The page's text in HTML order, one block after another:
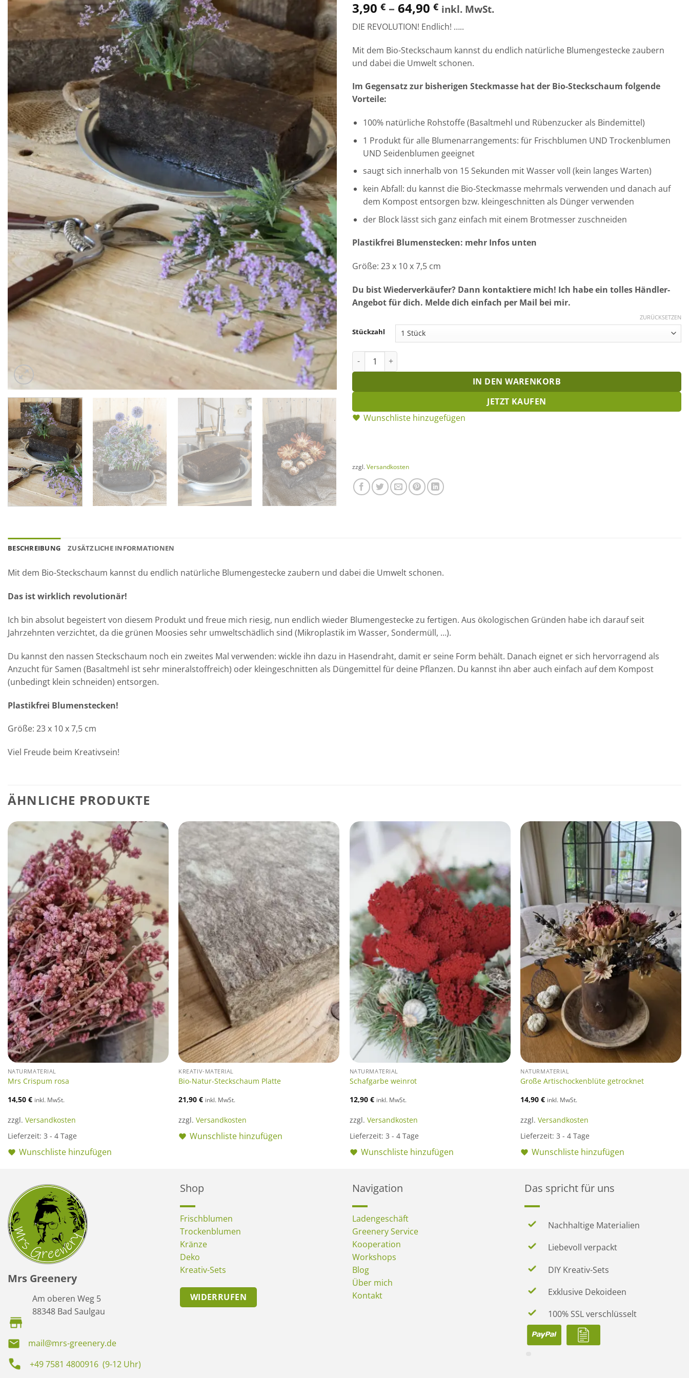
3,90 € – 64,90 € inkl. MwSt.
DIE REVOLUTION! Endlich! …..
Mit dem Bio-Steckschaum kannst du endlich natürliche Blumengestecke zaubern
und dabei die Umwelt schonen.
Im Gegensatz zur bisherigen Steckmasse hat der Bio-Steckschaum folgende
Vorteile:
100% natürliche Rohstoffe (Basaltmehl und Rübenzucker als Bindemittel)
1 Produkt für alle Blumenarrangements: für Frischblumen UND Trockenblumen
UND Seidenblumen geeignet
saugt sich innerhalb von 15 Sekunden mit Wasser voll (kein langes Warten)
kein Abfall: du kannst die Bio-Steckmasse mehrmals verwenden und danach auf
dem Kompost entsorgen bzw. kleingeschnitten als Dünger verwenden
der Block lässt sich ganz einfach mit einem Brotmesser zuschneiden
Plastikfrei Blumenstecken: mehr Infos unten
Größe: 23 x 10 x 7,5 cm
Du bist Wiederverkäufer? Dann kontaktiere mich! Ich habe ein tolles Händler-
Angebot für dich. Melde dich einfach per Mail bei mir.
Stückzahl
ZURÜCKSETZEN
Bio-Steckschaum: die Revolution! Menge
IN DEN WARENKORB
JETZT KAUFEN
Wunschliste hinzugefügen
zzgl. Versandkosten
BESCHREIBUNG ZUSÄTZLICHE INFORMATIONEN
Mit dem Bio-Steckschaum kannst du endlich natürliche Blumengestecke zaubern und dabei die Umwelt schonen.
Das ist wirklich revolutionär!
Ich bin absolut begeistert von diesem Produkt und freue mich riesig, nun endlich wieder Blumengestecke zu fertigen. Aus ökologischen Gründen habe ich darauf seit
Jahrzehnten verzichtet, da die grünen Moosies sehr umweltschädlich sind (Mikroplastik im Wasser, Sondermüll, …).
Du kannst den nassen Steckschaum noch ein zweites Mal verwenden: wickle ihn dazu in Hasendraht, damit er seine Form behält. Danach eignet er sich hervorragend als
Anzucht für Samen (Basaltmehl ist sehr mineralstoffreich) oder kleingeschnitten als Düngemittel für deine Pflanzen. Du kannst ihn aber auch einfach auf dem Kompost
(unbedingt klein schneiden) entsorgen.
Plastikfrei Blumenstecken!
Größe: 23 x 10 x 7,5 cm
Viel Freude beim Kreativsein!
ÄHNLICHE PRODUKTE
NATURMATERIAL
Mrs Crispum rosa
14,50 € inkl. MwSt.
zzgl. Versandkosten
Lieferzeit: 3 - 4 Tage
Wunschliste hinzufügen
KREATIV-MATERIAL
Bio-Natur-Steckschaum Platte
21,90€ inkl. MwSt.
zzgl.Versandkosten
Wunschliste hinzufügen
NATURMATERIAL
Schafgarbe weinrot
12,90 € inkl. MwSt.
zzgl. Versandkosten
Lieferzeit: 3 - 4 Tage
Wunschliste hinzufügen
NATURMATERIAL
Große Artischockenblüte getrocknet
14,90€ inkl. MwSt.
zzgl.Versandkosten
Lieferzeit:3 - 4 Tage
Wunschliste hinzufügen
Mrs Greenery
Am oberen Weg 5
88348 Bad Saulgau
mail@mrs-greenery.de
+49 7581 4800916 (9-12 Uhr)
Shop
Frischblumen
Trockenblumen
Kränze
Deko
Kreativ-Sets
WIDERRUFEN
Navigation
Ladengeschäft
Greenery Service
Kooperation
Workshops
Blog
Über mich
Kontakt
Das spricht für uns
Nachhaltige Materialien
Liebevoll verpackt
DIY Kreativ-Sets
Exklusive Dekoideen
100% SSL verschlüsselt